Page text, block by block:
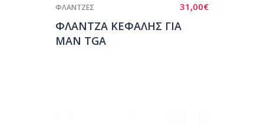
31,00€
ΦΛΑΝΤΖΕΣ
ΦΛΑΝΤΖΑ ΚΕΦΑΛΗΣ ΓΙΑ
MAN TGA